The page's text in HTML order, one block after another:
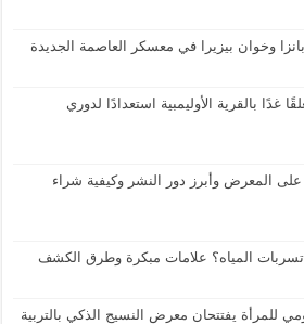
وخوان بيزيرا في معسكر العاصمة الجديدة
غدًا بالقرية الأوليمبية استعدادًا لدوري
المعرض وأبرز دور النشر وكيفية شراء
المياه؟ علامات مبكرة وطرق الكشف
للمرأة يفتتحان معرض النسيج الذكي بالتربية